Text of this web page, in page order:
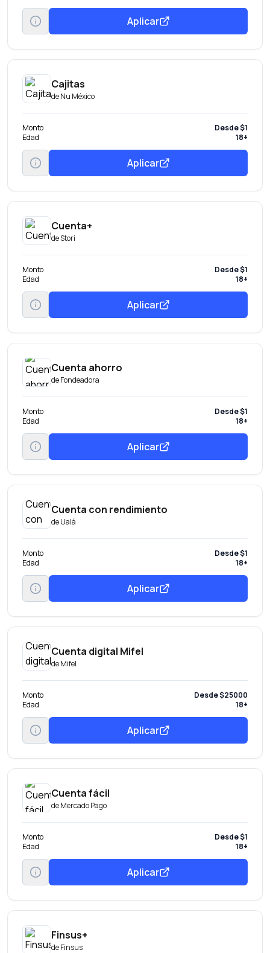
Aplicar
Cajitas
deNu México
Monto
Desde $1
Edad
18+
Aplicar
Cuenta+
deStori
Monto
Desde $1
Edad
18+
Aplicar
Cuenta ahorro
deFondeadora
Monto
Desde $1
Edad
18+
Aplicar
Cuenta con rendimiento
deUalá
Monto
Desde $1
Edad
18+
Aplicar
Cuenta digital Mifel
deMifel
Monto
Desde $25000
Edad
18+
Aplicar
Cuenta fácil
deMercado Pago
Monto
Desde $1
Edad
18+
Aplicar
Finsus+
deFinsus